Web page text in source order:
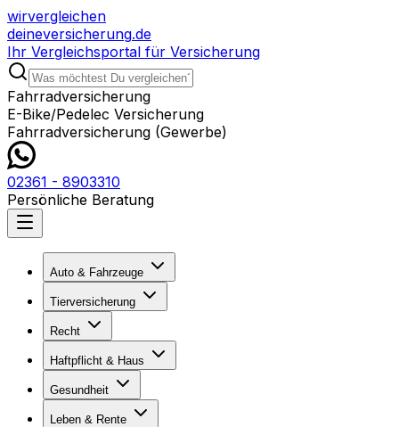
wirvergleichen
deineversicherung.de
Ihr Vergleichsportal für Versicherung
Fahrradversicherung
E-Bike/Pedelec Versicherung
Fahrradversicherung (Gewerbe)
02361 - 8903310
Persönliche Beratung
Auto & Fahrzeuge
Tierversicherung
Recht
Haftpflicht & Haus
Gesundheit
Leben & Rente